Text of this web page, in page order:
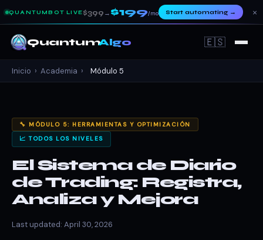
QUANTUMBOT LIVE $399 → $199/mo Start automating→ ×
QuantumAlgo 🇪🇸
Inicio › Academia › Módulo 5
🔧 MÓDULO 5: HERRAMIENTAS Y OPTIMIZACIÓN
📈 TODOS LOS NIVELES
El Sistema de Diario
de Trading: Registra,
Analiza y Mejora
Last updated: April 30, 2026